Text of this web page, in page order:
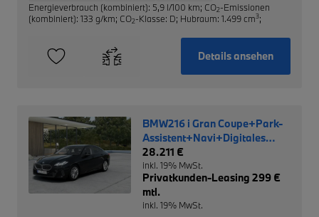
Energieverbrauch (kombiniert): 5,9 l/100 km; CO2-Emissionen
(kombiniert): 133 g/km; CO2-Klasse: D; Hubraum: 1.499 cm3;
Details ansehen
BMW216 i Gran Coupe+Park-
Assistent+Navi+Digitales
Cockpit+LED+Klimaautom
28.211 €
inkl. 19% MwSt.
Privatkunden-Leasing 299 €
mtl.
inkl. 19% MwSt.